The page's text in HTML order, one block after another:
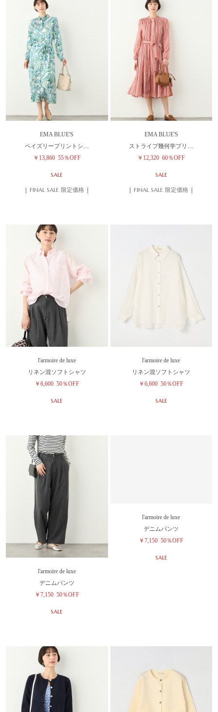
EMA BLUE'S
ペイズリープリントシ…
￥13,860 55％OFF
SALE
| FINAL SALE 限定価格 |
EMA BLUE'S
ストライプ幾何学プリ…
￥12,320 60％OFF
SALE
| FINAL SALE 限定価格 |
l'armoire de luxe
リネン混ソフトシャツ
￥6,600 50％OFF
SALE
l'armoire de luxe
リネン混ソフトシャツ
￥6,600 50％OFF
SALE
l'armoire de luxe
デニムパンツ
￥7,150 50％OFF
SALE